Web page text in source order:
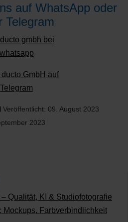
auf WhatsApp oder
Telegram
Veröffentlicht: 09. August 2023
2023
Qualität, KI & Studiofotografie
Mockups, Farbverbindlichkeit